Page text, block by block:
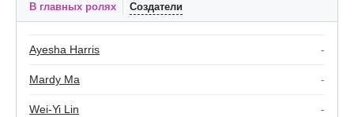
В главных ролях Создатели
Ayesha Harris -
Mardy Ma -
Wei-Yi Lin -